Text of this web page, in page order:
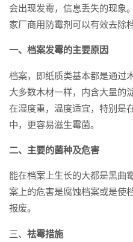
菌
科
技
限
公
司
会出现发霉，信息丢失的现象
家厂商用防霉剂可以有效去除
一、档案发霉的主要原因
档案，即纸质类基本都是通过
大多数木材一样，内含大量的
在湿度重，温度适宜，特别是
中，更容易滋生霉菌。
二、主要的菌种及危害
能在档案上生长的大都是黑曲
案上的危害是腐蚀档案或是使
报废。
三、祛霉措施